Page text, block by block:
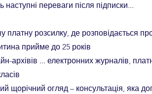
переваги після підписки...
платну розсилку, де розповідається
прийме до 25 років
архівів ... електронних журналів,
щорічний огляд – консультація, яка